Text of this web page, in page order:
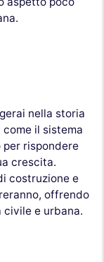
nella storia
il sistema
rispondere
crescita.
costruzione e
offrendo
civile e urbana.